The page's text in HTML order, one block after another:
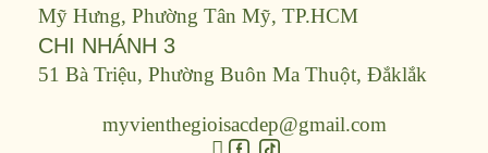
Mỹ Hưng, Phường Tân Mỹ, TP.HCM
CHI NHÁNH 3
51 Bà Triệu, Phường Buôn Ma Thuột, Đắklắk
myvienthegioisacdep@gmail.com